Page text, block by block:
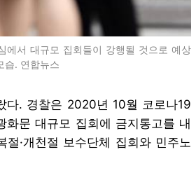
에서 대규모 집회들이 강행될 것으로 예상
습. 연합뉴스
다. 경찰은 2020년 10월 코로나19
문 대규모 집회에 금지통고를 내
절·개천절 보수단체 집회와 민주노